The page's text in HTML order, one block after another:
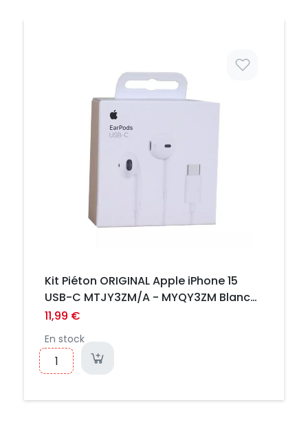
Kit Piéton ORIGINAL Apple iPhone 15
USB-C MTJY3ZM/A - MYQY3ZM Blanc
(Boîte/Blister)
11,99 €
En stock